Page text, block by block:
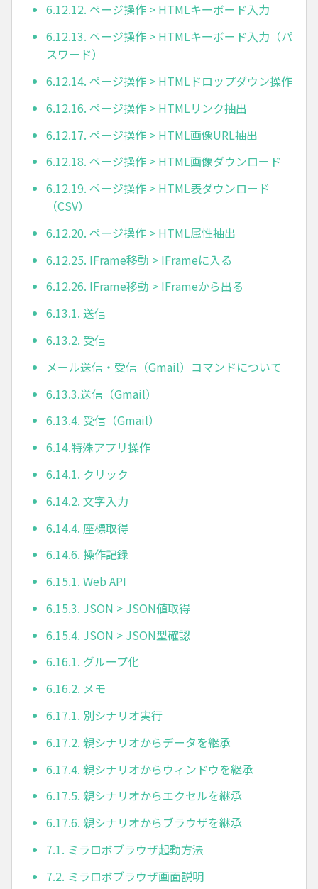
6.12.12. ページ操作 > HTMLキーボード入力
6.12.13. ページ操作 > HTMLキーボード入力（パ
スワード）
6.12.14. ページ操作 > HTMLドロップダウン操作
6.12.16. ページ操作 > HTMLリンク抽出
6.12.17. ページ操作 > HTML画像URL抽出
6.12.18. ページ操作 > HTML画像ダウンロード
6.12.19. ページ操作 > HTML表ダウンロード
（CSV）
6.12.20. ページ操作 > HTML属性抽出
6.12.25. IFrame移動 > IFrameに入る
6.12.26. IFrame移動 > IFrameから出る
6.13.1. 送信
6.13.2. 受信
メール送信・受信（Gmail）コマンドについて
6.13.3.送信（Gmail）
6.13.4. 受信（Gmail）
6.14.特殊アプリ操作
6.14.1. クリック
6.14.2. 文字入力
6.14.4. 座標取得
6.14.6. 操作記録
6.15.1. Web API
6.15.3. JSON > JSON値取得
6.15.4. JSON > JSON型確認
6.16.1. グループ化
6.16.2. メモ
6.17.1. 別シナリオ実行
6.17.2. 親シナリオからデータを継承
6.17.4. 親シナリオからウィンドウを継承
6.17.5. 親シナリオからエクセルを継承
6.17.6. 親シナリオからブラウザを継承
7.1. ミラロボブラウザ起動方法
7.2. ミラロボブラウザ画面説明